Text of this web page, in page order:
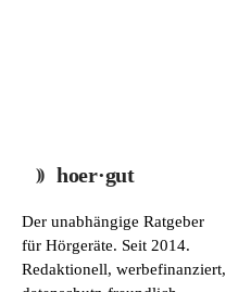
hoer·gut
Der unabhängige Ratgeber
für Hörgeräte. Seit 2014.
Redaktionell, werbefinanziert,